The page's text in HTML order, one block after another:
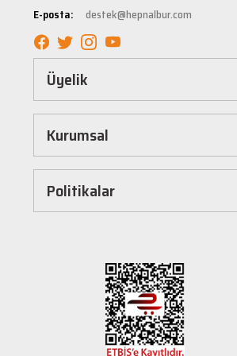
sağlayacak şekilde tasarlanmıştır. Böylece uzun vadeli
Kolay ve Hızlı Alışveriş
Hepnalbur.com, kullanıcı dostu arayüzü sayesinde alışverişi
dönüştürür. Ürünleri kategorilere göre sıralayabilir, arama
istediğiniz ürünü anında bulabilirsiniz. Ayrıca ürün
ürün özellikleri yer alır, böylece tercih etmek istediğiniz
hızlıca siparişinizi tamamlayabilirsiniz.
Hızlı Kargo ve Güvenilir
Hepnalbur.com olarak müşterilerimize en hızlı şekilde
Müşteri Destek Hattı ile
Herhangi bir soru, öneri veya şikayetiniz için müşteri
hizmetinizdedir. İletişim sayfamız üzerinden bize ulaşabilir
hattımızdan anında yardım alabilirsiniz. Siz değerli
E-posta: destek@hepnalbur.com
Üyelik
Kurumsal
Politikalar